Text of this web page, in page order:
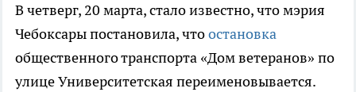
В четверг, 20 марта, стало известно, что мэрия
Чебоксары постановила, чтоостановка
общественного транспорта «Дом ветеранов» по
улице Университетская переименовывается.